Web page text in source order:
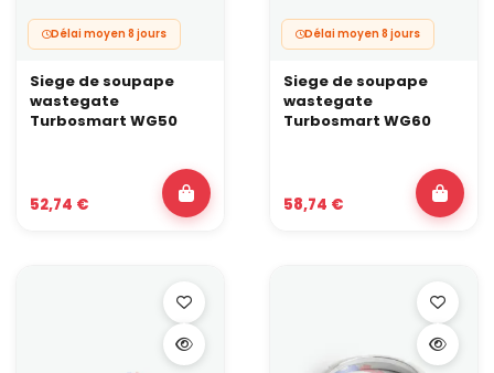
Délai moyen 8 jours
Siege de soupape
wastegate
Turbosmart WG50
52,74 €
Délai moyen 8 jours
Siege de soupape
wastegate
Turbosmart WG60
58,74 €